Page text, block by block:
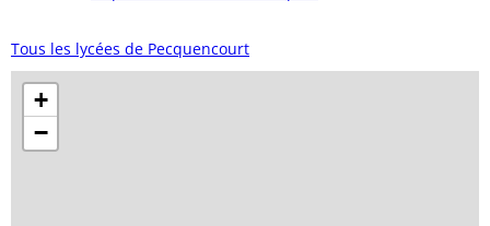
Tous les lycées de Pecquencourt
+
−